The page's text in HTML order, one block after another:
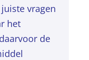
vragen
het
de